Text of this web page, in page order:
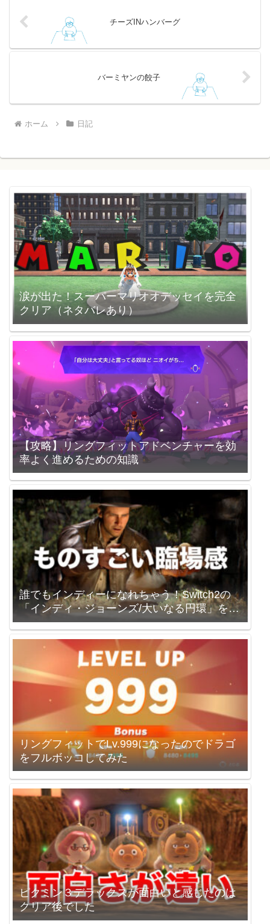
チーズINハンバーグ
バーミヤンの餃子
ホーム 日記
涙が出た！スーパーマリオオデッセイを完全
クリア（ネタバレあり）
【攻略】リングフィットアドベンチャーを効
率よく進めるための知識
誰でもインディーになれちゃう！Switch2の
「インディ・ジョーンズ/大いなる円環」を買
いました。
リングフィットでLv.999になったのでドラゴ
をフルボッコしてみた
ピクミン３デラックスが面白いと感じたのは
クリア後でした